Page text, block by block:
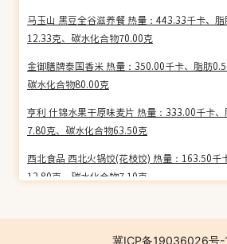
马玉山 黑豆全谷滋养餐 热量：443.33千卡、
12.33克、碳水化合物70.00克
金御膳牌泰国香米 热量：350.00千卡、脂肪
碳水化合物80.00克
亨利 什锦水果干原味麦片 热量：333.00千卡
7.80克、碳水化合物63.50克
西北食品 西北火锅饺(花枝饺) 热量：163.50千
12.80克、碳水化合物7.10克
76.70克
冀ICP备19036026号-